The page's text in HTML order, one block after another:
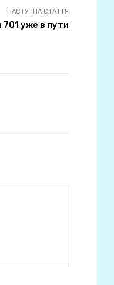
НАСТУПНА СТАТТЯ
701 уже в пути